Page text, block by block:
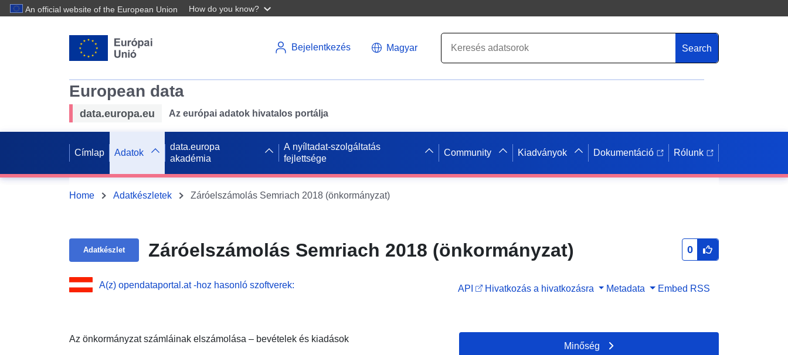
An official website of the European Union How do you know?
Bejelentkezés Magyar Search
European data
data.europa.eu Az európai adatok hivatalos portálja
Címlap Adatok
data.europa
akadémia
A nyíltadat-szolgáltatás
fejlettsége
Community Kiadványok Dokumentáció Rólunk
Home Adatkészletek Záróelszámolás Semriach 2018 (önkormányzat)
Adatkészlet Záróelszámolás Semriach 2018 (önkormányzat) 0
A(z) opendataportal.at -hoz hasonló szoftverek: API Hivatkozás a hivatkozásra Metadata Embed RSS
Az önkormányzat számláinak elszámolása – bevételek és kiadások
Minőség